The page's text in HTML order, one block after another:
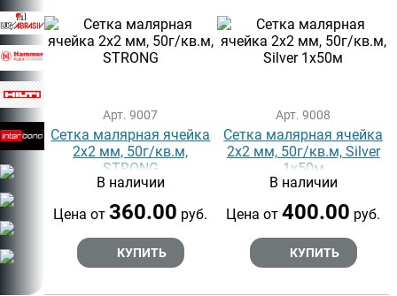
Арт. 9007
Сетка малярная ячейка
2х2 мм, 50г/кв.м,
STRONG
В наличии
Цена от360.00 руб.
КУПИТЬ
Арт. 9008
Сетка малярная ячейка
2х2 мм, 50г/кв.м, Silver
1х50м
В наличии
Цена от400.00 руб.
КУПИТЬ